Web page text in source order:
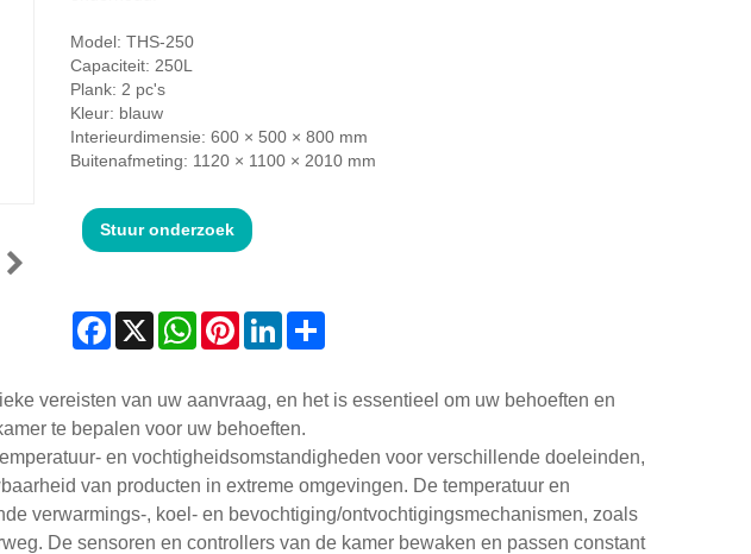
Model: THS-250
Capaciteit: 250L
Plank: 2 pc's
Kleur: blauw
Interieurdimensie: 600 × 500 × 800 mm
Buitenafmeting: 1120 × 1100 × 2010 mm
Stuur onderzoek
Facebook
X WhatsAppPinterestLinkedInShare
vereisten van uw aanvraag, en het is essentieel om uw behoeften en
te bepalen voor uw behoeften.
en vochtigheidsomstandigheden voor verschillende doeleinden,
van producten in extreme omgevingen. De temperatuur en
verwarmings-, koel- en bevochtiging/ontvochtigingsmechanismen, zoals
De sensoren en controllers van de kamer bewaken en passen constant